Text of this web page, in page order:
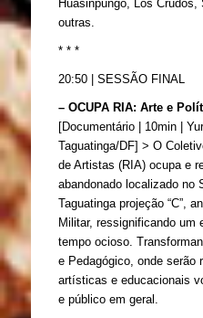
Huasinpungo, Los
outras.
* * *
20:50 | SESSÃO FINAL
– OCUPA RIA
[Documentário | 10min |
Taguatinga/DF] > O
de Artistas (RIA) ocupa e
abandonado localizado no
Taguatinga projeção “C”,
Militar, ressignificando um
tempo ocioso.
e Pedagógico, onde serão
artísticas e educacionais
e público em geral.